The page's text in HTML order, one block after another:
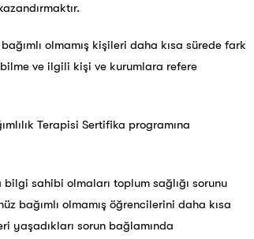
olmamış kişileri daha kısa sürede fark
ve ilgili kişi ve kurumlara refere
Terapisi Sertifika programına
sahibi olmaları toplum sağlığı sorunu
bağımlı olmamış öğrencilerini daha kısa
yaşadıkları sorun bağlamında